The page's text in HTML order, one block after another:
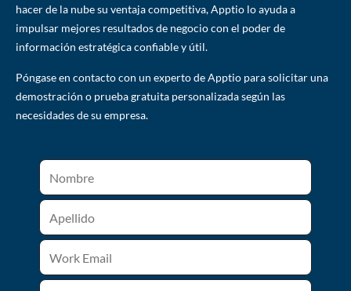
hacer de la nube su ventaja competitiva, Apptio lo ayuda a
impulsar mejores resultados de negocio con el poder de
información estratégica confiable y útil.
Póngase en contacto con un experto de Apptio para solicitar una
demostración o prueba gratuita personalizada según las
necesidades de su empresa.